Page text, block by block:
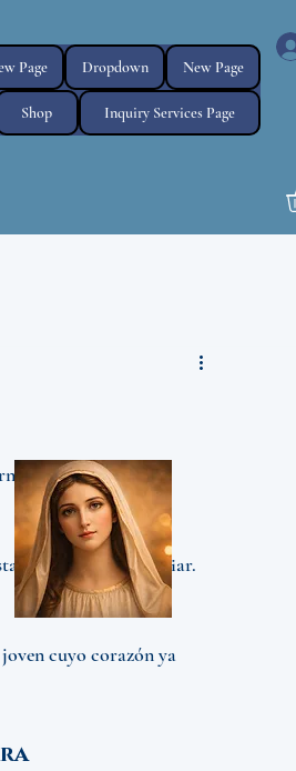
Page Dropdown New Page
Shop Inquiry Services Page
a punto de cambiar.
cuyo corazón ya